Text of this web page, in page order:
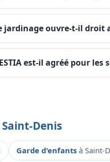
jardinage ouvre-t-il droit
est-il agréé pour les
Denis
Garde d'enfantsà Saint-